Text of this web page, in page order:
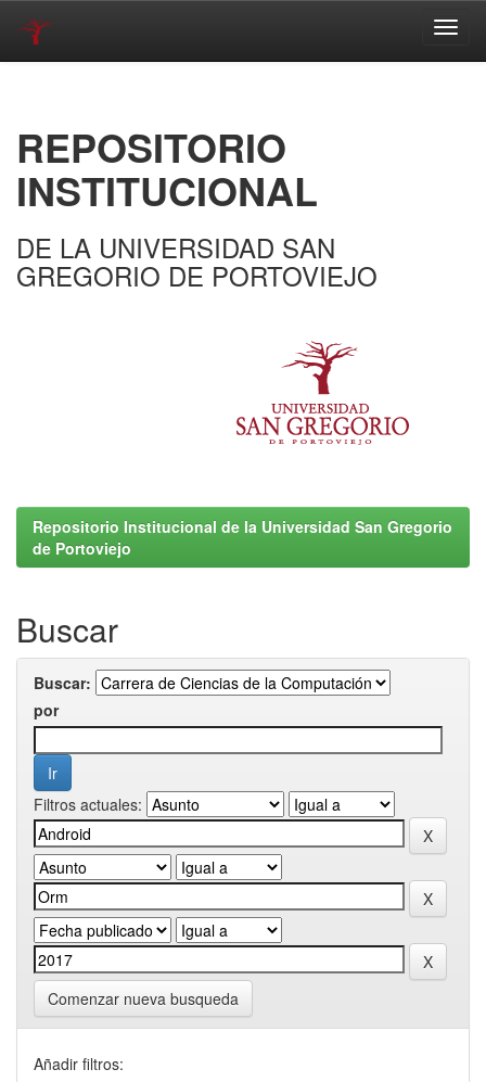
REPOSITORIO
INSTITUCIONAL
DE LA UNIVERSIDAD SAN
GREGORIO DE PORTOVIEJO
Repositorio Institucional de la Universidad San Gregorio
de Portoviejo
Buscar
Buscar:
por
Filtros actuales:
Comenzar nueva busqueda
Añadir filtros: